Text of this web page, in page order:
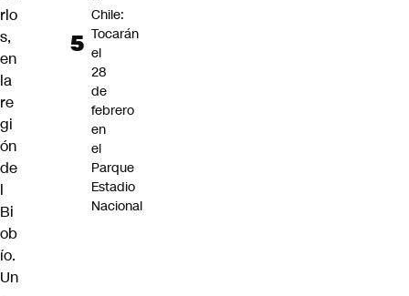
rlo
s,
en
la
re
gi
ón
de
l
Bi
ob
ío.
Un
Chile:
Tocarán
el
28
de
febrero
en
el
Parque
Estadio
Nacional